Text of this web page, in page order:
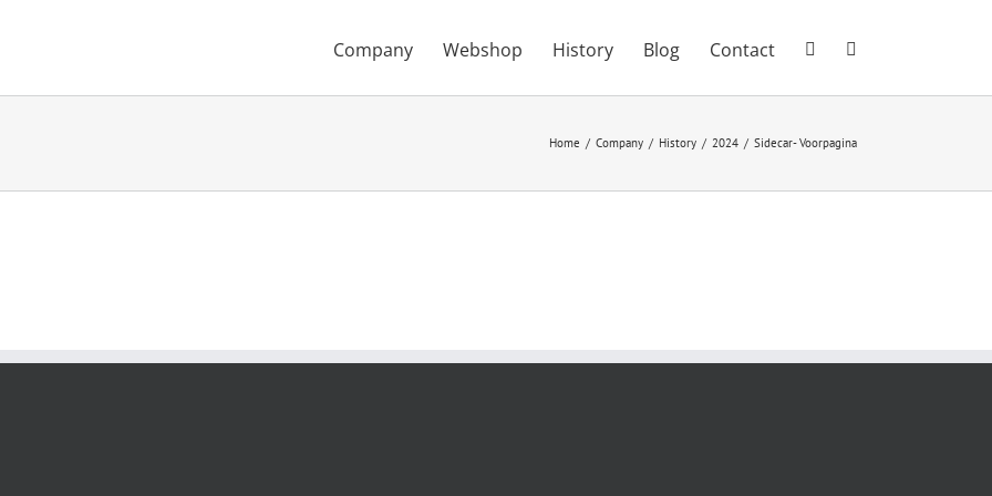
Company Webshop History Blog Contact
Home Company History 2024 Sidecar- Voorpagina